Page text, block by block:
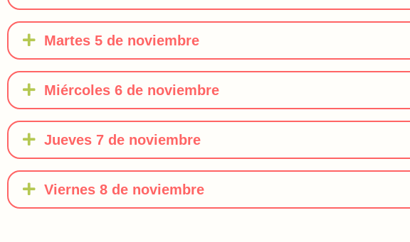
Martes 5 de noviembre
Miércoles 6 de noviembre
Jueves 7 de noviembre
Viernes 8 de noviembre